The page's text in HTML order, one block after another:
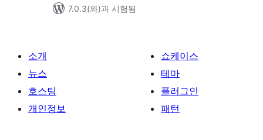
7.0.3(와)과 시험됨
소개
뉴스
호스팅
개인정보
쇼케이스
테마
플러그인
패턴